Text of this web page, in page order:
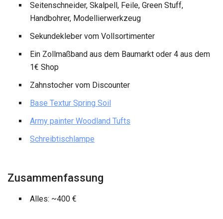
Seitenschneider, Skalpell, Feile, Green Stuff,
Handbohrer, Modellierwerkzeug
Sekundekleber vom Vollsortimenter
Ein Zollmaßband aus dem Baumarkt oder 4 aus dem
1€ Shop
Zahnstocher vom Discounter
Base Textur Spring Soil
Army painter Woodland Tufts
Schreibtischlampe
Zusammenfassung
Alles: ~400 €